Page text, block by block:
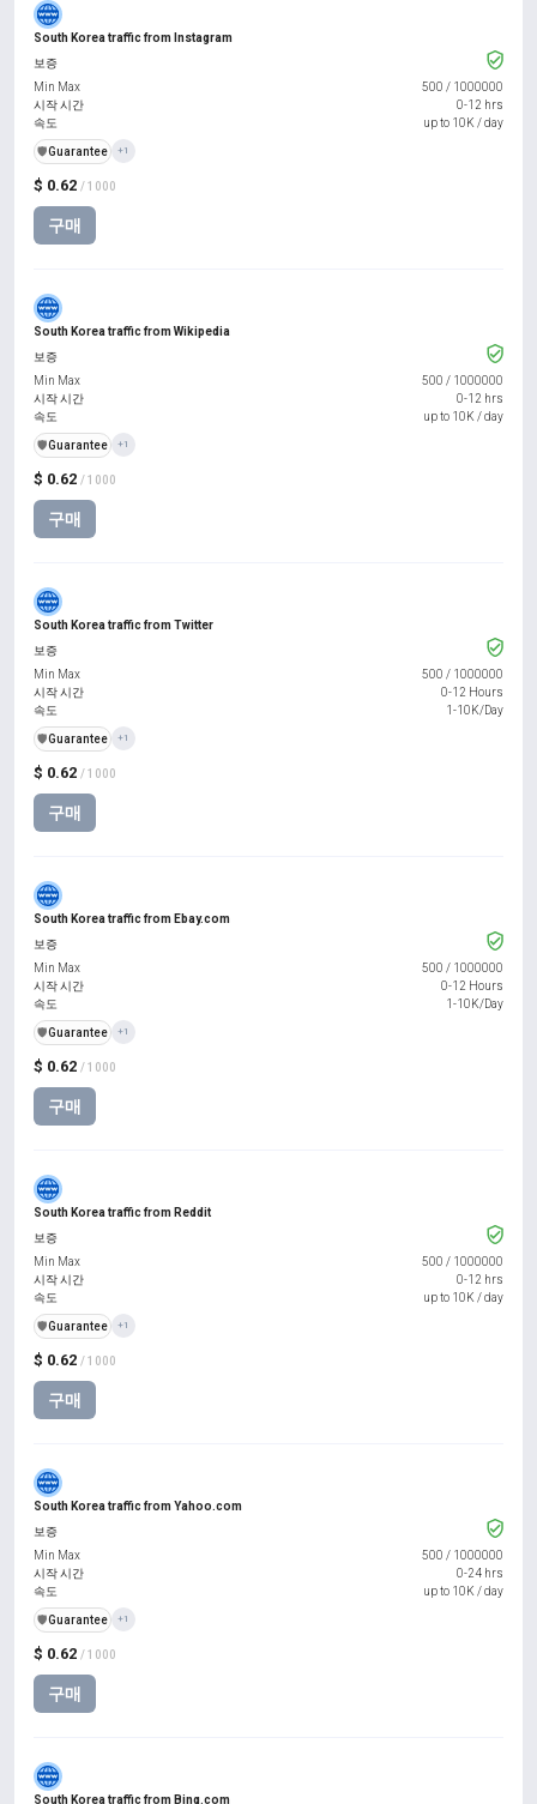
South Korea traffic from Instagram
$ 0.62 / 1000
구매
보증
Min Max
500 / 1000000
시작 시간
0-12 hrs
속도
up to 10K / day
️🛡️Guarantee +1
South Korea traffic from Wikipedia
$ 0.62 / 1000
구매
보증
Min Max
500 / 1000000
시작 시간
0-12 hrs
속도
up to 10K / day
️🛡️Guarantee +1
South Korea traffic from Twitter
$ 0.62 / 1000
구매
보증
Min Max
500 / 1000000
시작 시간
0-12 Hours
속도
1-10K/Day
️🛡️Guarantee +1
South Korea traffic from Ebay.com
$ 0.62 / 1000
구매
보증
Min Max
500 / 1000000
시작 시간
0-12 Hours
속도
1-10K/Day
️🛡️Guarantee +1
South Korea traffic from Reddit
$ 0.62 / 1000
구매
보증
Min Max
500 / 1000000
시작 시간
0-12 hrs
속도
up to 10K / day
️🛡️Guarantee +1
South Korea traffic from Yahoo.com
$ 0.62 / 1000
구매
보증
Min Max
500 / 1000000
시작 시간
0-24 hrs
속도
up to 10K / day
️🛡️Guarantee +1
South Korea traffic from Bing.com